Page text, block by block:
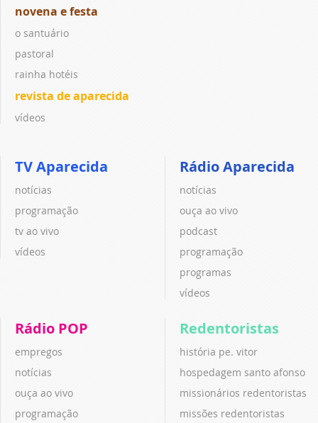
novena e festa
o santuário
pastoral
rainha hotéis
revista de aparecida
vídeos
TV Aparecida
notícias
programação
tv ao vivo
vídeos
Rádio Aparecida
notícias
ouça ao vivo
podcast
programação
programas
vídeos
Rádio POP
empregos
notícias
ouça ao vivo
programação
Redentoristas
história pe. vitor
hospedagem santo afonso
missionários redentoristas
missões redentoristas